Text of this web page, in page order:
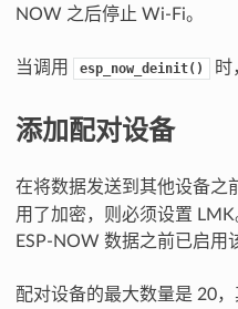
NOW 之后停止 Wi-Fi。
当调用 esp_now_deinit() 时
添加配对设备
在将数据发送到其他设备之
用了加密，则必须设置
ESP-NOW 数据之前已启用
配对设备的最大数量是 20